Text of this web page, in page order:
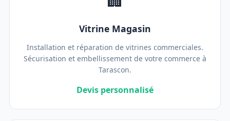
Vitrine Magasin
Installation et réparation de vitrines commerciales.
Sécurisation et embellissement de votre commerce à
Tarascon.
Devis personnalisé